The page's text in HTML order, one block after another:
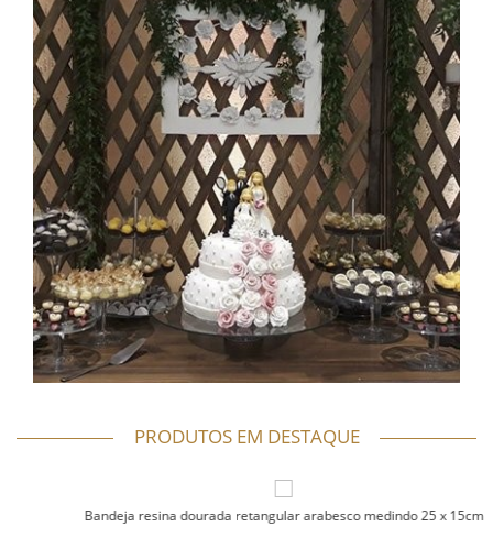
PRODUTOS EM DESTAQUE
Bandeja resina dourada retangular arabesco medindo 25 x 15cm